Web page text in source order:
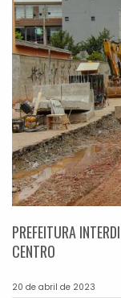
PREFEITURA
CENTRO
20 de abril de 2023